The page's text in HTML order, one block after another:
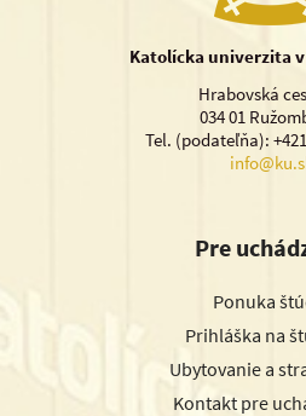
Katolícka univerzita
Hrabovská
034 01
Tel. (podateľňa):
Pre
Ponuka
Prihláška na
Ubytovanie a
Kontakt pre